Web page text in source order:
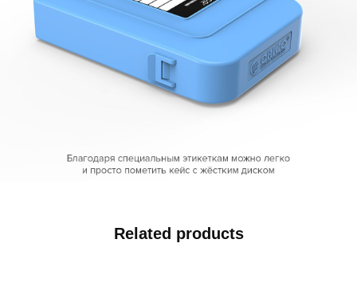
Related products